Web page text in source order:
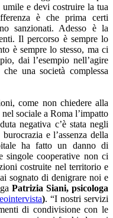
umile e devi costruire la tua
è che prima certi
sanzionati. Adesso è la
Il percorso è sempre lo
è sempre lo stesso, ma ci
dai l’esempio nell’agire
una società complessa
come non chiedere alla
sociale a Roma l’impatto
negativa c’è stata negli
e l’assenza della
ha fatto un danno di
singole cooperative non ci
costruite nel territorio e
sognato di denigrare noi e
Patrizia Siani, psicologa
). “I nostri servizi
di condivisione con le